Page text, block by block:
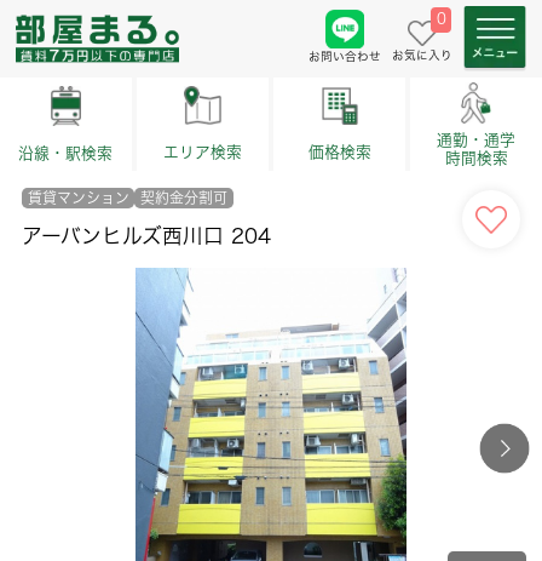
お問い合わせ
0
お気に入り
沿線・駅検索 エリア検索 価格検索
通勤・通学
時間検索
賃貸マンション 契約金分割可
アーバンヒルズ西川口 204